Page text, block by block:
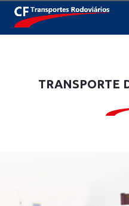
TRANSPORTE